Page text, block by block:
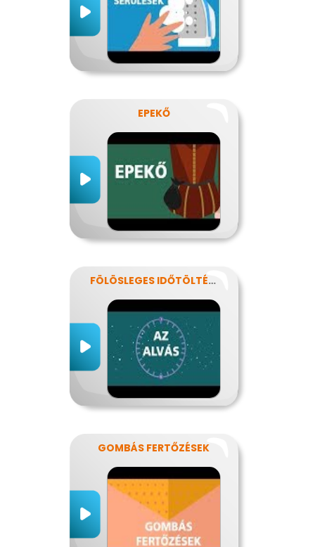
EPEKŐ
FÖLÖSLEGES IDŐTÖLTÉS?
GOMBÁS FERTŐZÉSEK